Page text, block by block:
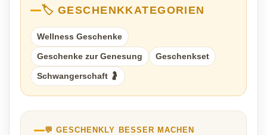
🏷️ GESCHENKKATEGORIEN
Wellness Geschenke
Geschenke zur Genesung Geschenkset
Schwangerschaft 🤰
💬 GESCHENKLY BESSER MACHEN